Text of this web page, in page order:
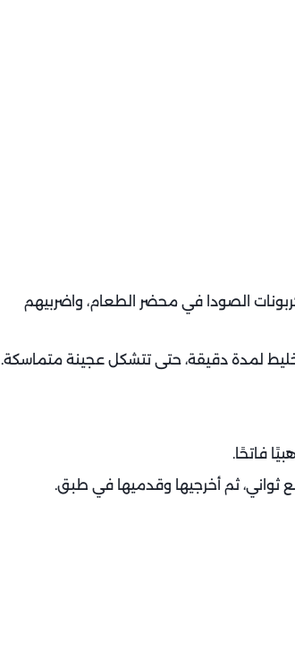
الصودا في محضر الطعام، واضربيهم
لمدة دقيقة، حتى تتشكل عجينة متماسكة.
فاتحًا.
ثواني، ثم أخرجيها وقدميها في طبق.